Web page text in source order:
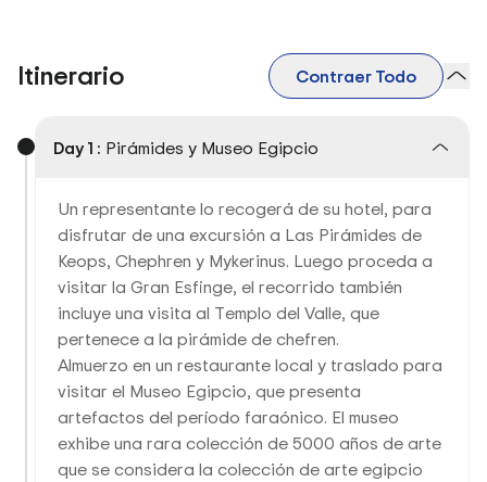
Itinerario Contraer Todo
Day 1 : Pirámides y Museo Egipcio
Un representante lo recogerá de su hotel, para
disfrutar de una excursión a Las Pirámides de
Keops, Chephren y Mykerinus. Luego proceda a
visitar la Gran Esfinge, el recorrido también
incluye una visita al Templo del Valle, que
pertenece a la pirámide de chefren.
Almuerzo en un restaurante local y traslado para
visitar el Museo Egipcio, que presenta
artefactos del período faraónico. El museo
exhibe una rara colección de 5000 años de arte
que se considera la colección de arte egipcio